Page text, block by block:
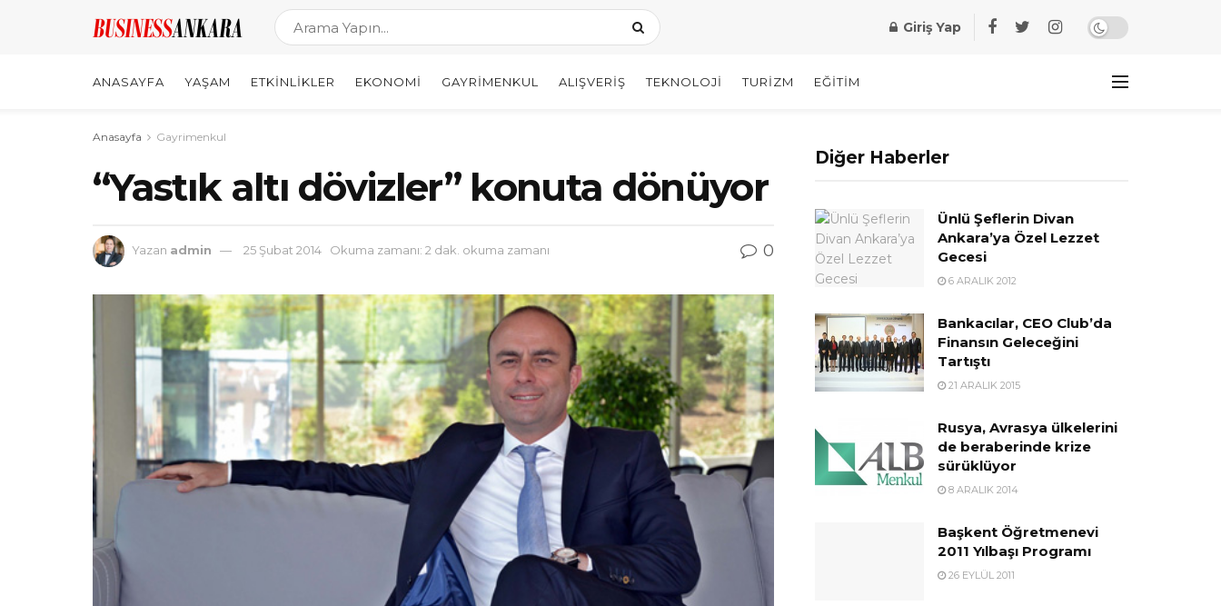
Giriş Yap
ANASAYFA YAŞAM ETKINLIKLER EKONOMI GAYRIMENKUL ALIŞVERIŞ TEKNOLOJI TURIZM EĞITIM
Anasayfa Gayrimenkul
“Yastık altı dövizler” konuta dönüyor
Yazan admin 25 Şubat 2014 Okuma zamanı: 2 dak. okuma zamanı 0
Diğer Haberler
Ünlü Şeflerin Divan
Ankara’ya Özel Lezzet
Gecesi
6 ARALIK 2012
Bankacılar, CEO Club’da
Finansın Geleceğini
Tartıştı
21 ARALIK 2015
Rusya, Avrasya ülkelerini
de beraberinde krize
sürüklüyor
8 ARALIK 2014
Başkent Öğretmenevi
2011 Yılbaşı Programı
26 EYLÜL 2011